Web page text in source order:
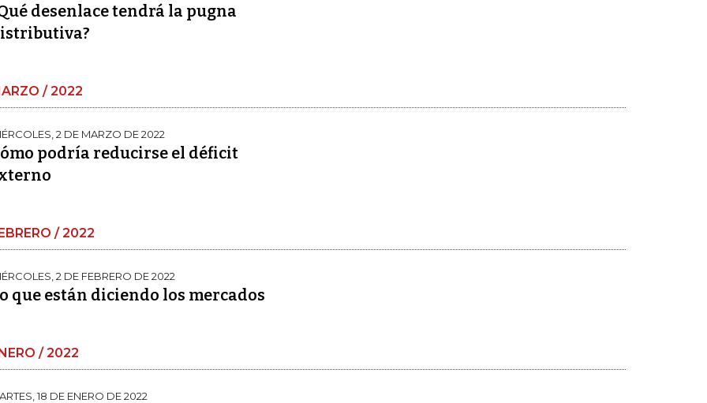
desenlace tendrá la pugna
/ 2022
2 DE MARZO DE 2022
podría reducirse el déficit
/ 2022
2 DE FEBRERO DE 2022
que están diciendo los mercados
/ 2022
18 DE ENERO DE 2022